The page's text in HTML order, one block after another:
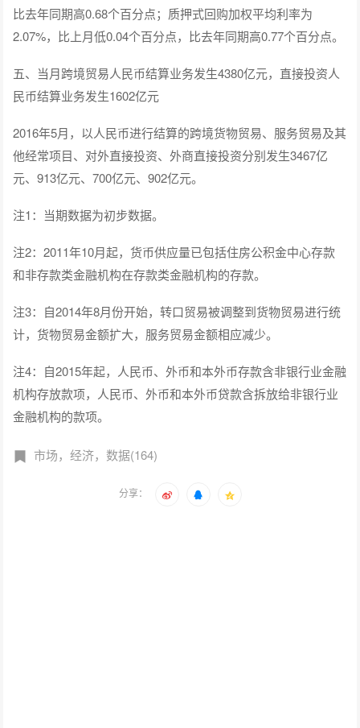
比去年同期高0.68个百分点；质押式回购加权平均利率为
2.07%，比上月低0.04个百分点，比去年同期高0.77个百分点。
五、当月跨境贸易人民币结算业务发生4380亿元，直接投资人
民币结算业务发生1602亿元
2016年5月，以人民币进行结算的跨境货物贸易、服务贸易及其
他经常项目、对外直接投资、外商直接投资分别发生3467亿
元、913亿元、700亿元、902亿元。
注1：当期数据为初步数据。
注2：2011年10月起，货币供应量已包括住房公积金中心存款
和非存款类金融机构在存款类金融机构的存款。
注3：自2014年8月份开始，转口贸易被调整到货物贸易进行统
计，货物贸易金额扩大，服务贸易金额相应减少。
注4：自2015年起，人民币、外币和本外币存款含非银行业金融
机构存放款项，人民币、外币和本外币贷款含拆放给非银行业
金融机构的款项。
市场，经济，数据(164)
分享：